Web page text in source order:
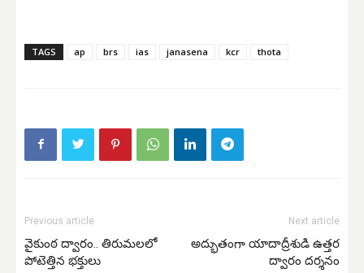
TAGS ap brs ias janasena kcr thota
Previous article
వైకుంఠ ద్వారం.. తిరుమలలో
పోటెత్తిన భక్తులు
Next article
అద్భుతంగా యాదాద్రీశుడి ఉత్తర
ద్వారం దర్శనం